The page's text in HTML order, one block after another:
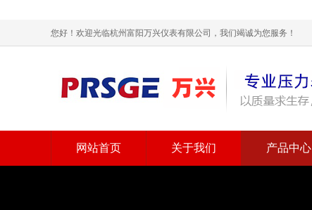
您好！欢迎光临杭州富阳万兴仪表有限公司，我们竭诚为您服务！
网站首页 关于我们 产品中心